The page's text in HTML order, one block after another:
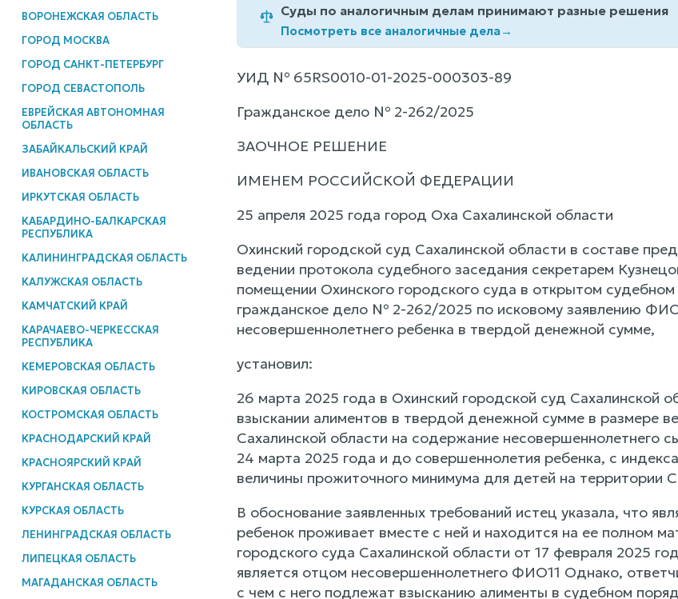
ВОРОНЕЖСКАЯ ОБЛАСТЬ
ГОРОД МОСКВА
ГОРОД САНКТ-ПЕТЕРБУРГ
ГОРОД СЕВАСТОПОЛЬ
ЕВРЕЙСКАЯ АВТОНОМНАЯ
ОБЛАСТЬ
ЗАБАЙКАЛЬСКИЙ КРАЙ
ИВАНОВСКАЯ ОБЛАСТЬ
ИРКУТСКАЯ ОБЛАСТЬ
КАБАРДИНО-БАЛКАРСКАЯ
РЕСПУБЛИКА
КАЛИНИНГРАДСКАЯ ОБЛАСТЬ
КАЛУЖСКАЯ ОБЛАСТЬ
КАМЧАТСКИЙ КРАЙ
КАРАЧАЕВО-ЧЕРКЕССКАЯ
РЕСПУБЛИКА
КЕМЕРОВСКАЯ ОБЛАСТЬ
КИРОВСКАЯ ОБЛАСТЬ
КОСТРОМСКАЯ ОБЛАСТЬ
КРАСНОДАРСКИЙ КРАЙ
КРАСНОЯРСКИЙ КРАЙ
КУРГАНСКАЯ ОБЛАСТЬ
КУРСКАЯ ОБЛАСТЬ
ЛЕНИНГРАДСКАЯ ОБЛАСТЬ
ЛИПЕЦКАЯ ОБЛАСТЬ
МАГАДАНСКАЯ ОБЛАСТЬ
Суды по аналогичным делам принимают разные решения
Посмотреть все аналогичные дела→
УИД № 65RS0010-01-2025-000303-89
Гражданское дело № 2-262/2025
ЗАОЧНОЕ РЕШЕНИЕ
ИМЕНЕМ РОССИЙСКОЙ ФЕДЕРАЦИИ
25 апреля 2025 года город Оха Сахалинской области
Охинский городской суд Сахалинской области в составе
ведении протокола судебного заседания секретарем
помещении Охинского городского суда в открытом
гражданское дело № 2-262/2025 по исковому заявлению
несовершеннолетнего ребенка в твердой денежной сумме,
установил:
26 марта 2025 года в Охинский городской суд Сахалинской
взыскании алиментов в твердой денежной сумме в размере
Сахалинской области на содержание
24 марта 2025 года и до совершеннолетия ребенка, с
величины прожиточного минимума для детей на территории
В обоснование заявленных требований истец указала, что
ребенок проживает вместе с ней и находится на ее полном
городского суда Сахалинской области от 17 февраля 2025
является отцом несовершеннолетнего ФИО11 Однако,
с чем с него подлежат взысканию алименты в судебном